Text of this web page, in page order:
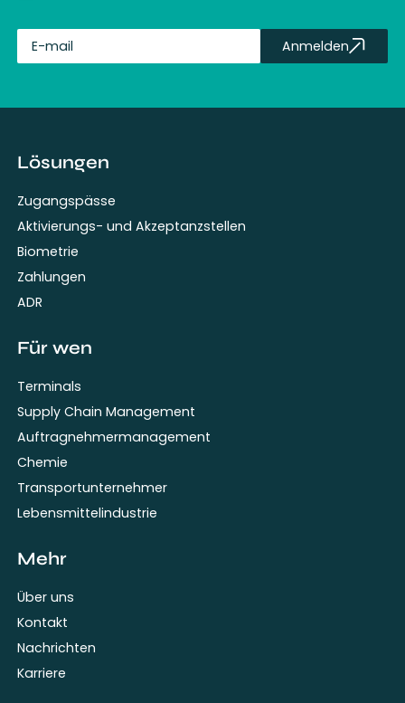
Anmelden
Lösungen
Zugangspässe
Aktivierungs- und Akzeptanzstellen
Biometrie
Zahlungen
ADR
Für wen
Terminals
Supply Chain Management
Auftragnehmermanagement
Chemie
Transportunternehmer
Lebensmittelindustrie
Mehr
Über uns
Kontakt
Nachrichten
Karriere